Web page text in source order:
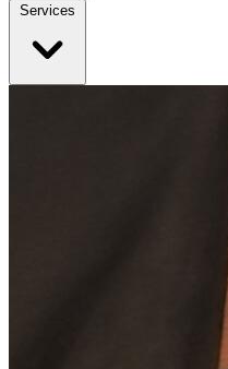
Services